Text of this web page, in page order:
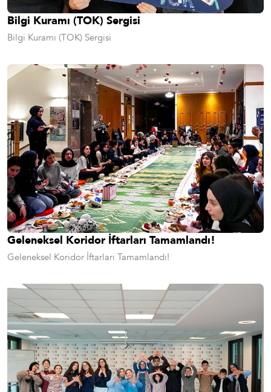
Bilgi Kuramı (TOK) Sergisi
Bilgi Kuramı (TOK) Sergisi
Geleneksel Koridor İftarları Tamamlandı!
Geleneksel Koridor İftarları Tamamlandı!